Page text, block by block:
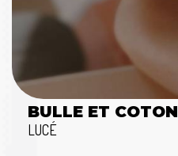
BULLE ET COTON
LUCÉ